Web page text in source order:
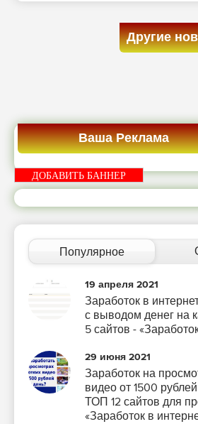
Другие
Ваша Реклама
ДОБАВИТЬ БАННЕР
Популярное
19 апреля 2021
Заработок в
с выводом денег на
5 сайтов -
29 июня 2021
Заработок на
видео от 1500
ТОП 12 сайтов для
«Заработок в